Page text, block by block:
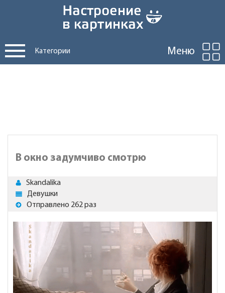
Категории Меню
В окно задумчиво смотрю
Skandalika
Девушки
Отправлено 262 раз